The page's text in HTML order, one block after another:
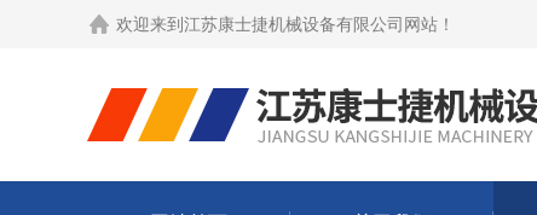
欢迎来到 江苏康士捷机械设备有限公司网站 ！